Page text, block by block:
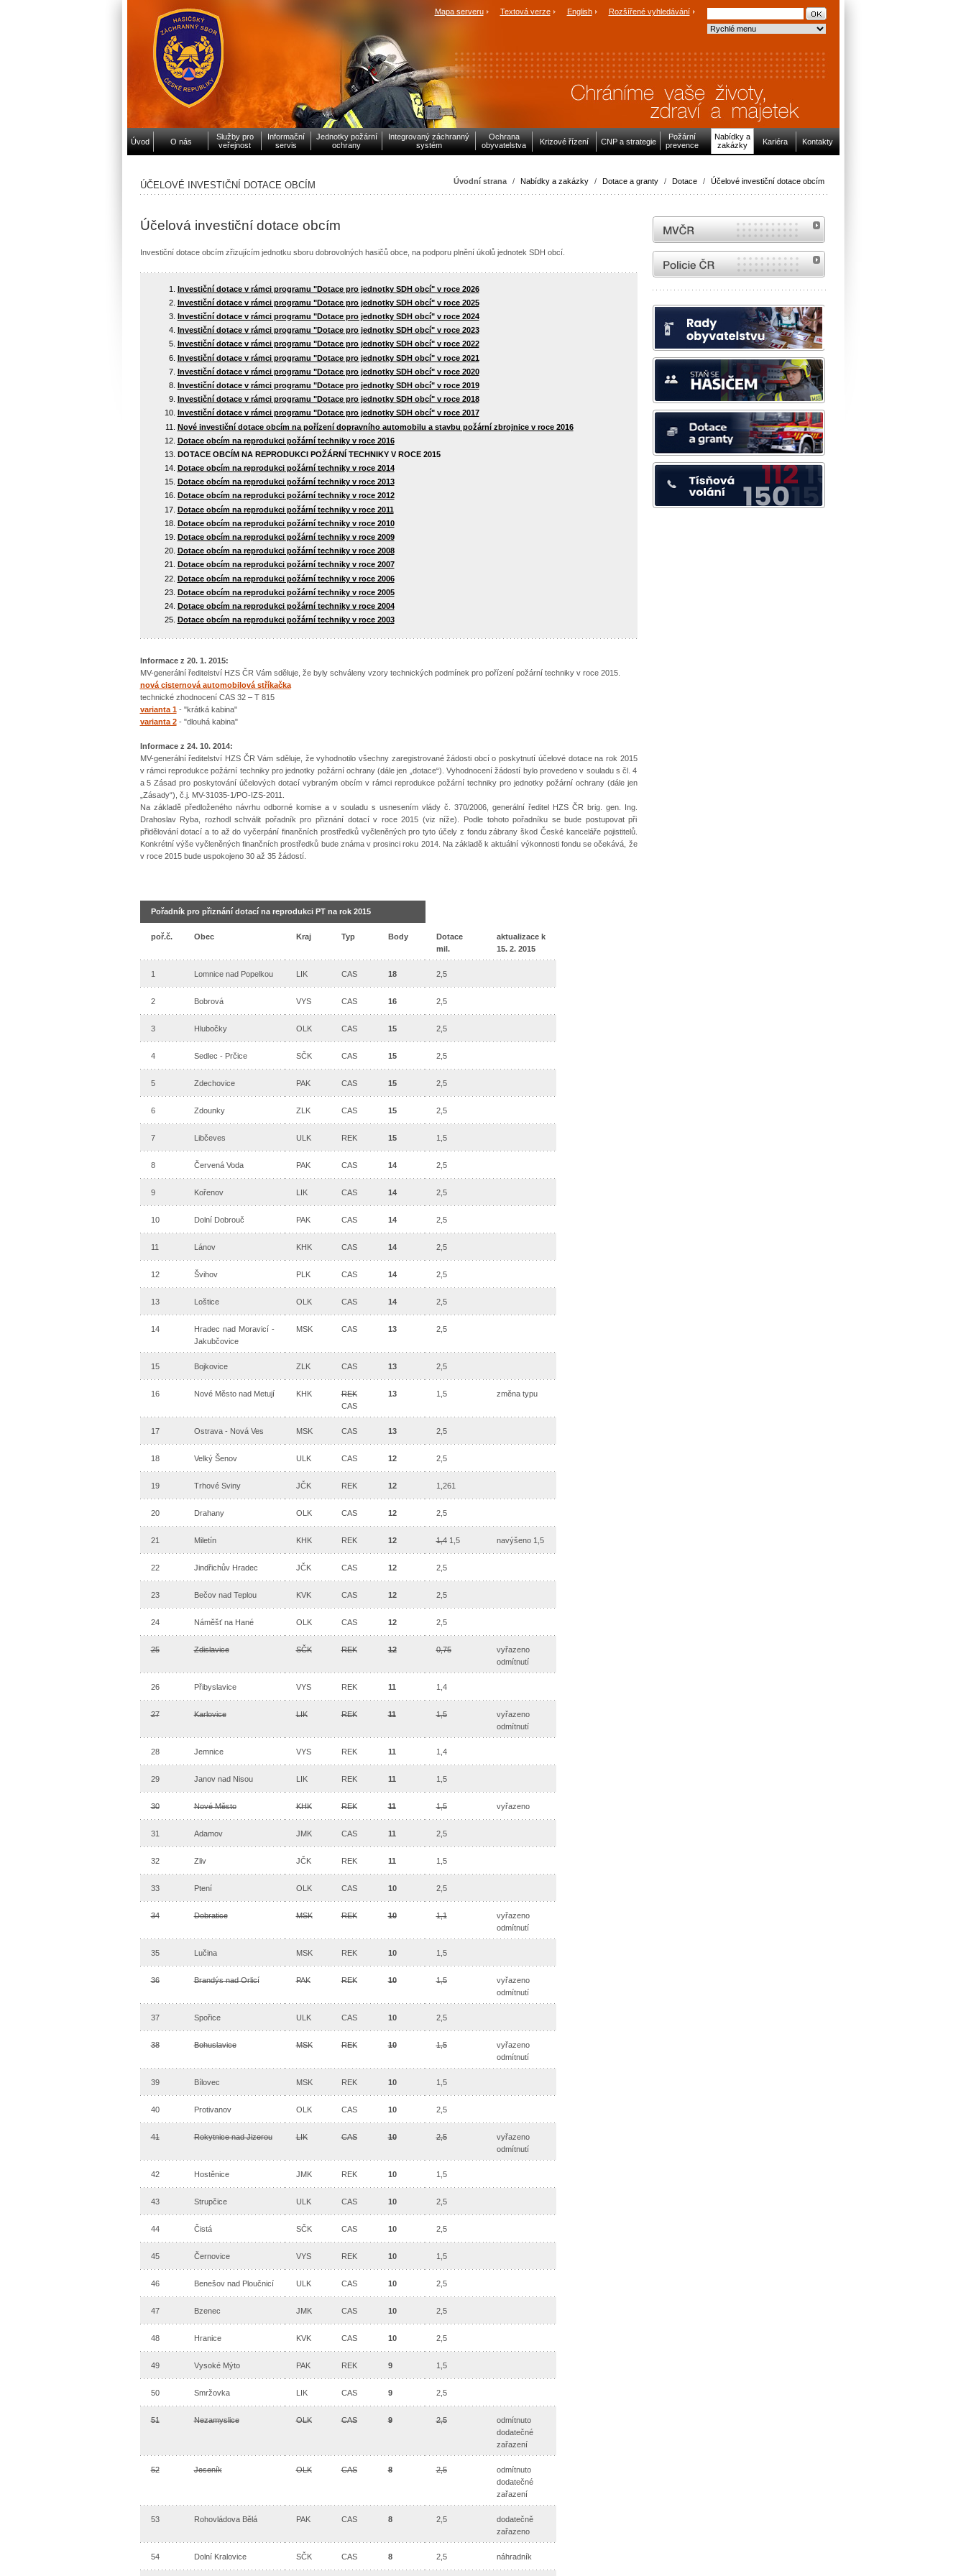
Mapa serveru Textová verze English Rozšířené vyhledávání
Úvod O nás
Služby pro
veřejnost
Informační
servis
Jednotky požární
ochrany
Integrovaný záchranný
systém
Ochrana
obyvatelstva
Krizové řízení CNP a strategie
Požární
prevence
Nabídky a
zakázky
Kariéra Kontakty
Úvodní strana / Nabídky a zakázky / Dotace a granty / Dotace / Účelové investiční dotace obcím
ÚČELOVÉ INVESTIČNÍ DOTACE OBCÍM
Účelová investiční dotace obcím
Investiční dotace obcím zřizujícím jednotku sboru dobrovolných hasičů obce, na podporu plnění úkolů jednotek SDH obcí.
Investiční dotace v rámci programu "Dotace pro jednotky SDH obcí" v roce 2026
Investiční dotace v rámci programu "Dotace pro jednotky SDH obcí" v roce 2025
Investiční dotace v rámci programu "Dotace pro jednotky SDH obcí" v roce 2024
Investiční dotace v rámci programu "Dotace pro jednotky SDH obcí" v roce 2023
Investiční dotace v rámci programu "Dotace pro jednotky SDH obcí" v roce 2022
Investiční dotace v rámci programu "Dotace pro jednotky SDH obcí" v roce 2021
Investiční dotace v rámci programu "Dotace pro jednotky SDH obcí" v roce 2020
Investiční dotace v rámci programu "Dotace pro jednotky SDH obcí" v roce 2019
Investiční dotace v rámci programu "Dotace pro jednotky SDH obcí" v roce 2018
Investiční dotace v rámci programu "Dotace pro jednotky SDH obcí" v roce 2017
Nové investiční dotace obcím na pořízení dopravního automobilu a stavbu požární zbrojnice v roce 2016
Dotace obcím na reprodukci požární techniky v roce 2016
DOTACE OBCÍM NA REPRODUKCI POŽÁRNÍ TECHNIKY V ROCE 2015
Dotace obcím na reprodukci požární techniky v roce 2014
Dotace obcím na reprodukci požární techniky v roce 2013
Dotace obcím na reprodukci požární techniky v roce 2012
Dotace obcím na reprodukci požární techniky v roce 2011
Dotace obcím na reprodukci požární techniky v roce 2010
Dotace obcím na reprodukci požární techniky v roce 2009
Dotace obcím na reprodukci požární techniky v roce 2008
Dotace obcím na reprodukci požární techniky v roce 2007
Dotace obcím na reprodukci požární techniky v roce 2006
Dotace obcím na reprodukci požární techniky v roce 2005
Dotace obcím na reprodukci požární techniky v roce 2004
Dotace obcím na reprodukci požární techniky v roce 2003
Informace z 20. 1. 2015:
MV-generální ředitelství HZS ČR Vám sděluje, že byly schváleny vzory technických podmínek pro pořízení požární techniky v roce 2015.
nová cisternová automobilová stříkačka
technické zhodnocení CAS 32 – T 815
varianta 1- "krátká kabina"
varianta 2- "dlouhá kabina"
Informace z 24. 10. 2014:
MV-generální ředitelství HZS ČR Vám sděluje, že vyhodnotilo všechny zaregistrované žádosti obcí o poskytnutí účelové dotace na rok 2015
v rámci reprodukce požární techniky pro jednotky požární ochrany (dále jen „dotace“). Vyhodnocení žádostí bylo provedeno v souladu s čl. 4
a 5 Zásad pro poskytování účelových dotací vybraným obcím v rámci reprodukce požární techniky pro jednotky požární ochrany (dále jen
„Zásady“), č.j. MV-31035-1/PO-IZS-2011.
Na základě předloženého návrhu odborné komise a v souladu s usnesením vlády č. 370/2006, generální ředitel HZS ČR brig. gen. Ing.
Drahoslav Ryba, rozhodl schválit pořadník pro přiznání dotací v roce 2015 (viz níže). Podle tohoto pořadníku se bude postupovat při
přidělování dotací a to až do vyčerpání finančních prostředků vyčleněných pro tyto účely z fondu zábrany škod České kanceláře pojistitelů.
Konkrétní výše vyčleněných finančních prostředků bude známa v prosinci roku 2014. Na základě k aktuální výkonnosti fondu se očekává, že
v roce 2015 bude uspokojeno 30 až 35 žádostí.
Pořadník pro přiznání dotací na reprodukci PT na rok 2015
poř.č. Obec Kraj Typ Body
Dotace
mil.
aktualizace k
15. 2. 2015
1 Lomnice nad Popelkou LIK CAS 18 2,5
2 Bobrová VYS CAS 16 2,5
3 Hlubočky OLK CAS 15 2,5
4 Sedlec - Prčice SČK CAS 15 2,5
5 Zdechovice PAK CAS 15 2,5
6 Zdounky ZLK CAS 15 2,5
7 Libčeves ULK REK 15 1,5
8 Červená Voda PAK CAS 14 2,5
9 Kořenov LIK CAS 14 2,5
10 Dolní Dobrouč PAK CAS 14 2,5
11 Lánov KHK CAS 14 2,5
12 Švihov PLK CAS 14 2,5
13 Loštice OLK CAS 14 2,5
14
Hradec nad Moravicí -
Jakubčovice
MSK CAS 13 2,5
15 Bojkovice ZLK CAS 13 2,5
16 Nové Město nad Metují KHK
REK
CAS
13 1,5 změna typu
17 Ostrava - Nová Ves MSK CAS 13 2,5
18 Velký Šenov ULK CAS 12 2,5
19 Trhové Sviny JČK REK 12 1,261
20 Drahany OLK CAS 12 2,5
21 Miletín KHK REK 12 1,41,5 navýšeno 1,5
22 Jindřichův Hradec JČK CAS 12 2,5
23 Bečov nad Teplou KVK CAS 12 2,5
24 Náměšť na Hané OLK CAS 12 2,5
25 Zdislavice SČK REK 12 0,75
vyřazeno
odmítnutí
26 Přibyslavice VYS REK 11 1,4
27 Karlovice LIK REK 11 1,5
vyřazeno
odmítnutí
28 Jemnice VYS REK 11 1,4
29 Janov nad Nisou LIK REK 11 1,5
30 Nové Město KHK REK 11 1,5 vyřazeno
31 Adamov JMK CAS 11 2,5
32 Zliv JČK REK 11 1,5
33 Ptení OLK CAS 10 2,5
34 Dobratice MSK REK 10 1,1
vyřazeno
odmítnutí
35 Lučina MSK REK 10 1,5
36 Brandýs nad Orlicí PAK REK 10 1,5
vyřazeno
odmítnutí
37 Spořice ULK CAS 10 2,5
38 Bohuslavice MSK REK 10 1,5
vyřazeno
odmítnutí
39 Bílovec MSK REK 10 1,5
40 Protivanov OLK CAS 10 2,5
41 Rokytnice nad Jizerou LIK CAS 10 2,5
vyřazeno
odmítnutí
42 Hostěnice JMK REK 10 1,5
43 Strupčice ULK CAS 10 2,5
44 Čistá SČK CAS 10 2,5
45 Černovice VYS REK 10 1,5
46 Benešov nad Ploučnicí ULK CAS 10 2,5
47 Bzenec JMK CAS 10 2,5
48 Hranice KVK CAS 10 2,5
49 Vysoké Mýto PAK REK 9 1,5
50 Smržovka LIK CAS 9 2,5
51 Nezamyslice OLK CAS 9 2,5
odmítnuto
dodatečné
zařazení
52 Jeseník OLK CAS 8 2,5
odmítnuto
dodatečné
zařazení
53 Rohovládova Bělá PAK CAS 8 2,5
dodatečně
zařazeno
54 Dolní Kralovice SČK CAS 8 2,5 náhradník
MVČR
internetové stránky Policie ČR